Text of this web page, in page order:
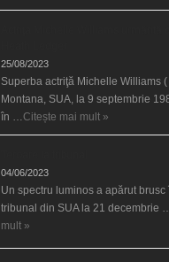
25/08/2023
Superba actriţă Michelle Williams
Montana, SUA, la 9 septembrie
în …Citește mai mult »
04/06/2023
Un spectru luminos a apărut brusc
tribunal din SUA la 21 decembrie
mult »